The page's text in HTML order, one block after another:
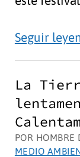
Seguir
La
POR HOMBRE
MEDIO